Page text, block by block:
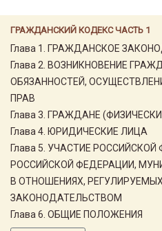
ГРАЖДАНСКИЙ КОДЕКС ЧАСТЬ 1
Глава 1. ГРАЖДАНСКОЕ
Глава 2. ВОЗНИКНОВЕНИЕ
ОБЯЗАННОСТЕЙ,
ПРАВ
Глава 3. ГРАЖДАНЕ
Глава 4. ЮРИДИЧЕСКИЕ ЛИЦА
Глава 5. УЧАСТИЕ
РОССИЙСКОЙ ФЕДЕРАЦИИ,
В ОТНОШЕНИЯХ,
ЗАКОНОДАТЕЛЬСТВОМ
Глава 6. ОБЩИЕ ПОЛОЖЕНИЯ